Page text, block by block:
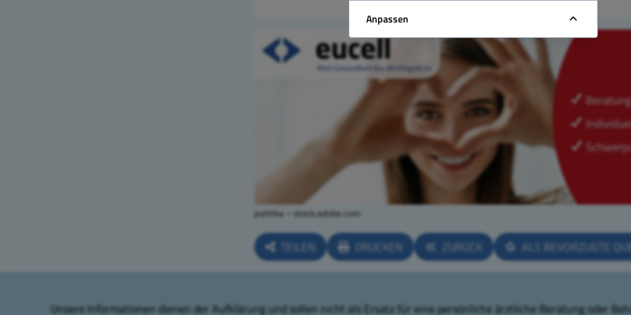
puhhha – stock.adobe.com
TEILEN DRUCKEN ZURÜCK ALS BEVORZUGTE
Unsere Informationen dienen der Aufklärung und sollen nicht als Ersatz für eine persönliche ärztliche Beratung oder
Anpassen